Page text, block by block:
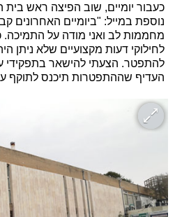
כעבור יומיים, שוב הפיצה ראש
נוספת במייל: "ביומיים האחרונים
מחממות לב ואני מודה על התמיכה.
לחילוקי דעות מקצועיים שלא ניתן
להתפטר. הצעתי להישאר בתפקידי
העדיף שההתפטרות תיכנס לתוקף